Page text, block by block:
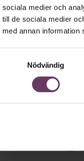
sociala medier och
till de sociala medier
med annan information
Nödvändig